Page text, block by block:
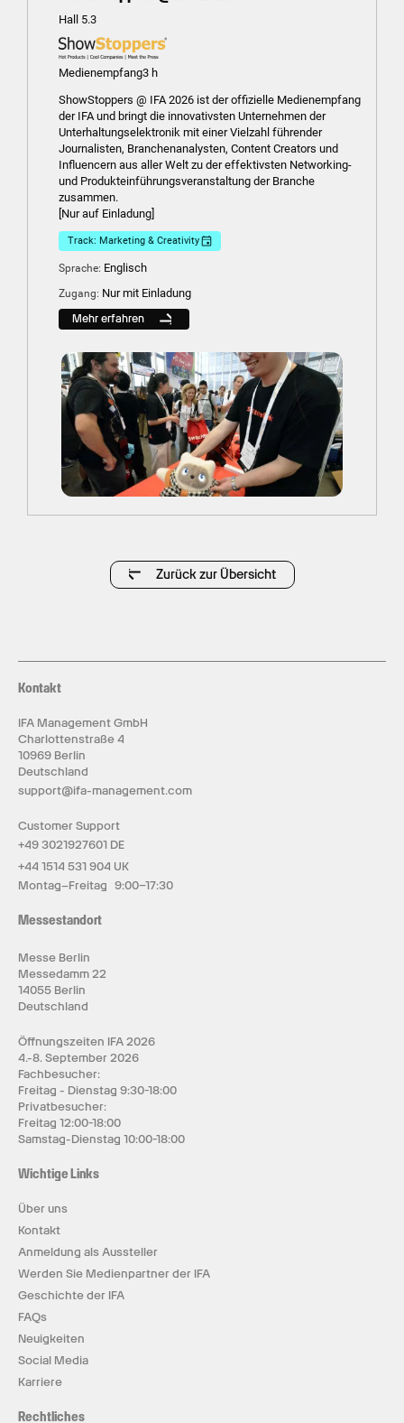
Hall 5.3
Medienempfang3 h
ShowStoppers @ IFA 2026 ist der offizielle Medienempfang
der IFA und bringt die innovativsten Unternehmen der
Unterhaltungselektronik mit einer Vielzahl führender
Journalisten, Branchenanalysten, Content Creators und
Influencern aus aller Welt zu der effektivsten Networking-
und Produkteinführungsveranstaltung der Branche
zusammen.
[Nur auf Einladung]
Track: Marketing & Creativity
Sprache: Englisch
Zugang: Nur mit Einladung
Mehr erfahren
Zurück zur Übersicht
Kontakt
IFA Management GmbH
Charlottenstraße 4
10969 Berlin
Deutschland
support@ifa-management.com
Customer Support
+49 3021927601 DE
+44 1514 531 904 UK
Montag–Freitag 9:00–17:30
Messestandort
Messe Berlin
Messedamm 22
14055 Berlin
Deutschland
Öffnungszeiten IFA 2026
4.-8. September 2026
Fachbesucher:
Freitag - Dienstag 9:30-18:00
Privatbesucher:
Freitag 12:00-18:00
Samstag-Dienstag 10:00-18:00
Wichtige Links
Über uns
Kontakt
Anmeldung als Aussteller
Werden Sie Medienpartner der IFA
Geschichte der IFA
FAQs
Neuigkeiten
Social Media
Karriere
Rechtliches